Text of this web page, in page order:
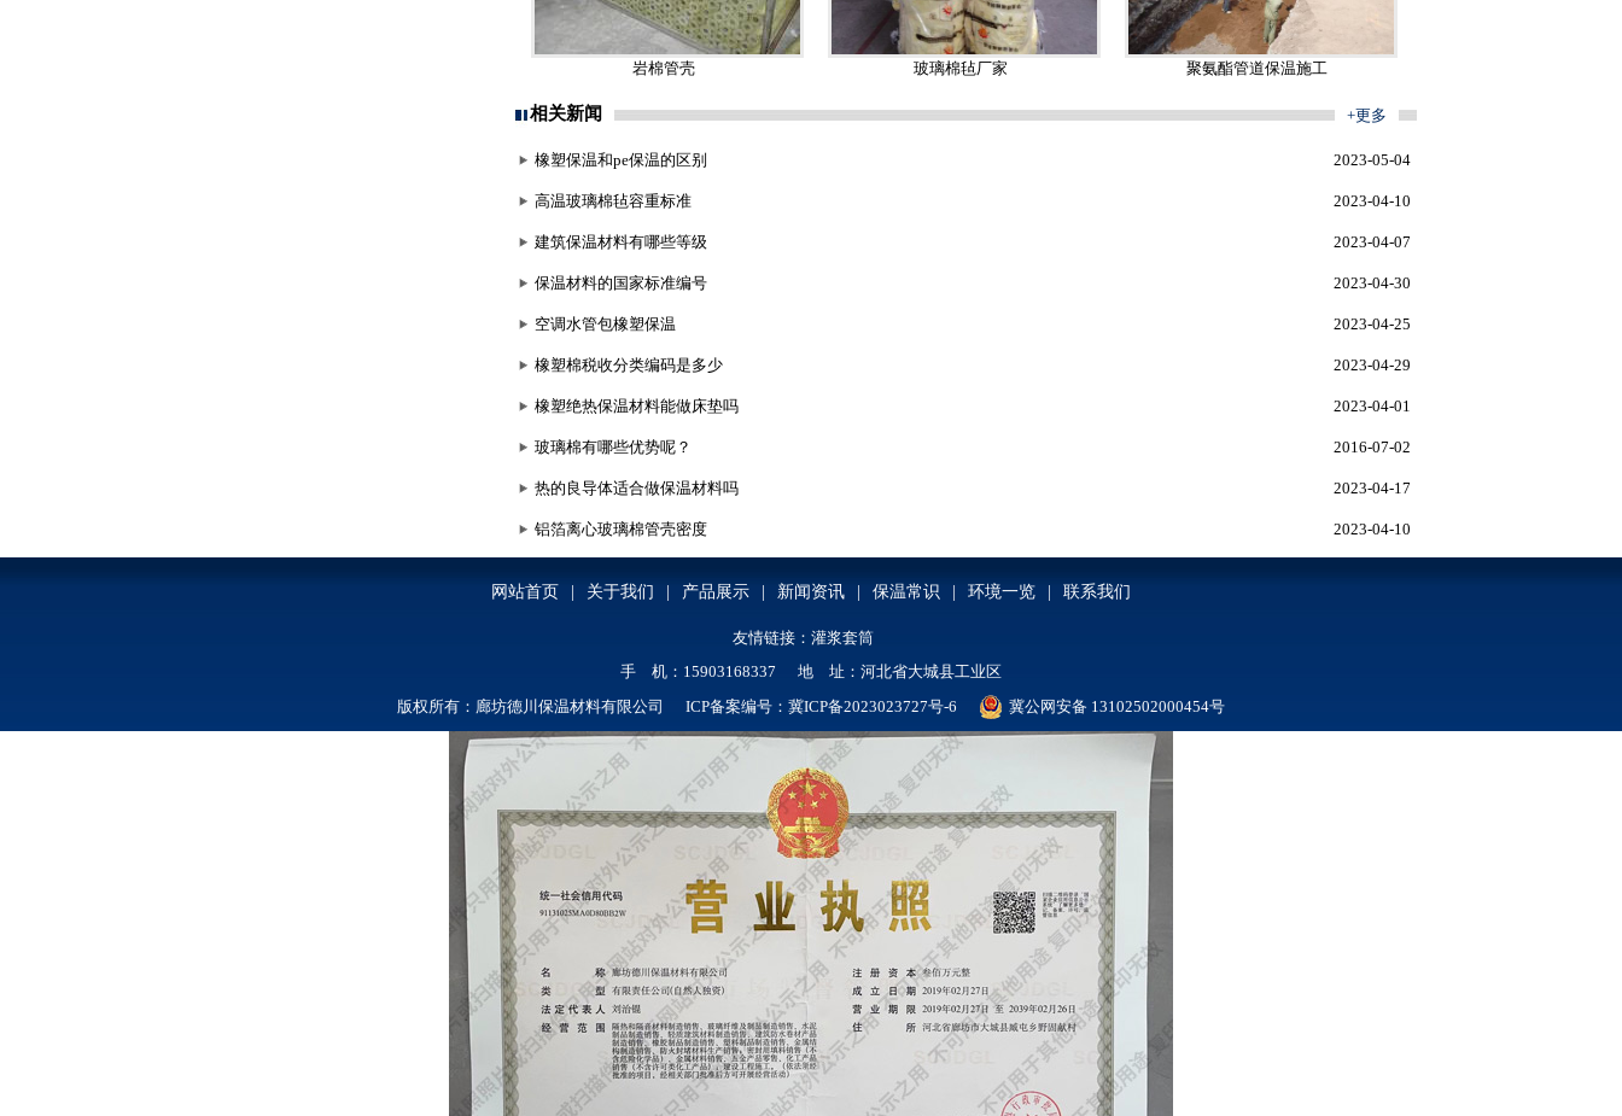
岩棉管壳 玻璃棉毡厂家 聚氨酯管道保温施工
相关新闻 +更多
2023-05-04
橡塑保温和pe保温的区别
2023-04-10
高温玻璃棉毡容重标准
2023-04-07
建筑保温材料有哪些等级
2023-04-30
保温材料的国家标准编号
2023-04-25
空调水管包橡塑保温
2023-04-29
橡塑棉税收分类编码是多少
2023-04-01
橡塑绝热保温材料能做床垫吗
2016-07-02
玻璃棉有哪些优势呢？
2023-04-17
热的良导体适合做保温材料吗
2023-04-10
铝箔离心玻璃棉管壳密度
网站首页 关于我们 产品展示 新闻资讯 保温常识 环境一览 联系我们
友情链接： 灌浆套筒
手 机：15903168337 地 址：河北省大城县工业区
版权所有：廊坊德川保温材料有限公司 ICP备案编号： 冀ICP备2023023727号-6 冀公网安备 13102502000454号